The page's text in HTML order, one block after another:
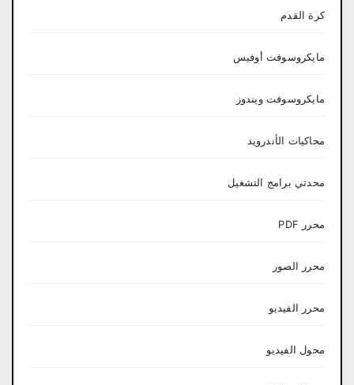
كرة القدم
مايكروسوفت أوفيس
مايكروسوفت ويندوز
محاكيات الأندرويد
محدثي برامج التشغيل
محرر PDF
محرر الصور
محرر الفيديو
محول الفيديو